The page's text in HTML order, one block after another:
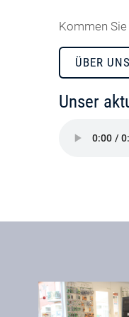
Kommen
ÜBER UNS
Unser